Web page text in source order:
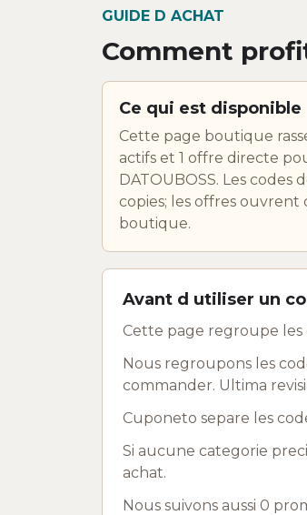
GUIDE D ACHAT
Comment
Ce qui est disponible
Cette page boutique
actifs et 1 offre directe
DATOUBOSS. Les codes
copies; les offres
boutique.
Avant d utiliser un
Cette page regroupe les
Nous regroupons les
commander. Ultima
Cuponeto separe les
Si aucune categorie
achat.
Nous suivons aussi 0